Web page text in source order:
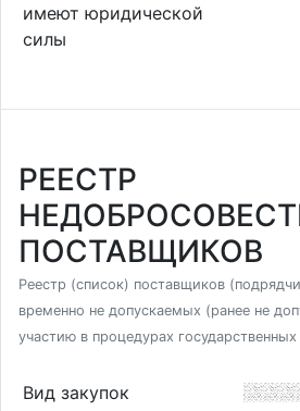
имеют юридической
силы
РЕЕСТР
ПОСТАВЩИКОВ
Реестр (список) поставщиков
временно не допускаемых (ранее не
участию в процедурах государственных
Вид закупок